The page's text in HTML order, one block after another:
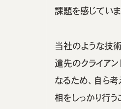
課題を感じていま
当社のような技
遣先のクライア
なるため、自ら
相をしっかり行う